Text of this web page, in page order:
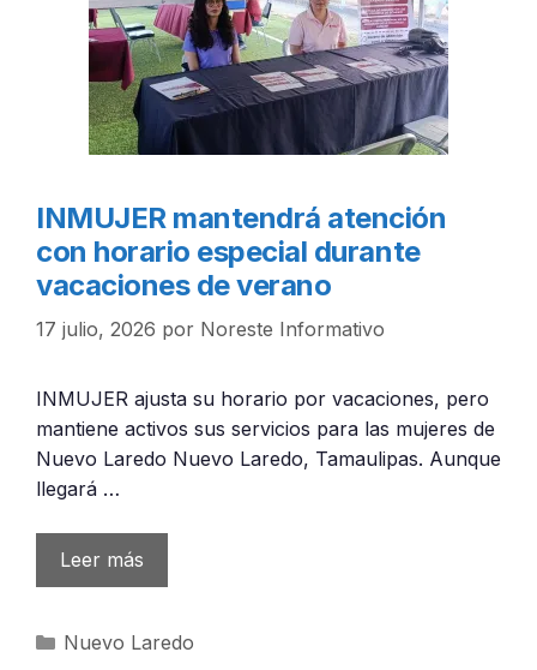
INMUJER mantendrá atención
con horario especial durante
vacaciones de verano
17 julio, 2026 por Noreste Informativo
INMUJER ajusta su horario por vacaciones, pero
mantiene activos sus servicios para las mujeres de
Nuevo Laredo Nuevo Laredo, Tamaulipas. Aunque
llegará …
Leer más
Categorías
Nuevo Laredo